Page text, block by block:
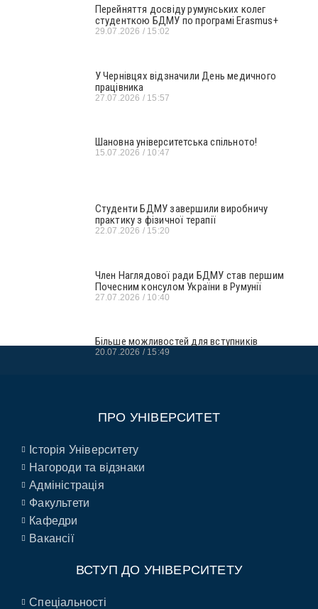
Перейняття досвіду румунських колег
студенткою БДМУ по програмі Erasmus+
29.07.2026 15:02
У Чернівцях відзначили День медичного
працівника
27.07.2026 15:57
Шановна університетська спільното!
15.07.2026 10:47
Студенти БДМУ завершили виробничу
практику з фізичної терапії
22.07.2026 15:20
Член Наглядової ради БДМУ став першим
Почесним консулом України в Румунії
27.07.2026 10:40
Більше можливостей для вступників
20.07.2026 15:49
ПРО УНІВЕРСИТЕТ
Історія Університету
Нагороди та відзнаки
Адміністрація
Факультети
Кафедри
Вакансії
ВСТУП ДО УНІВЕРСИТЕТУ
Спеціальності